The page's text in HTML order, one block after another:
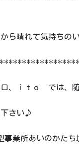
ら晴れて気持ちの
、ｉｔｏ では、
下さい♪
事業所あいのかたち